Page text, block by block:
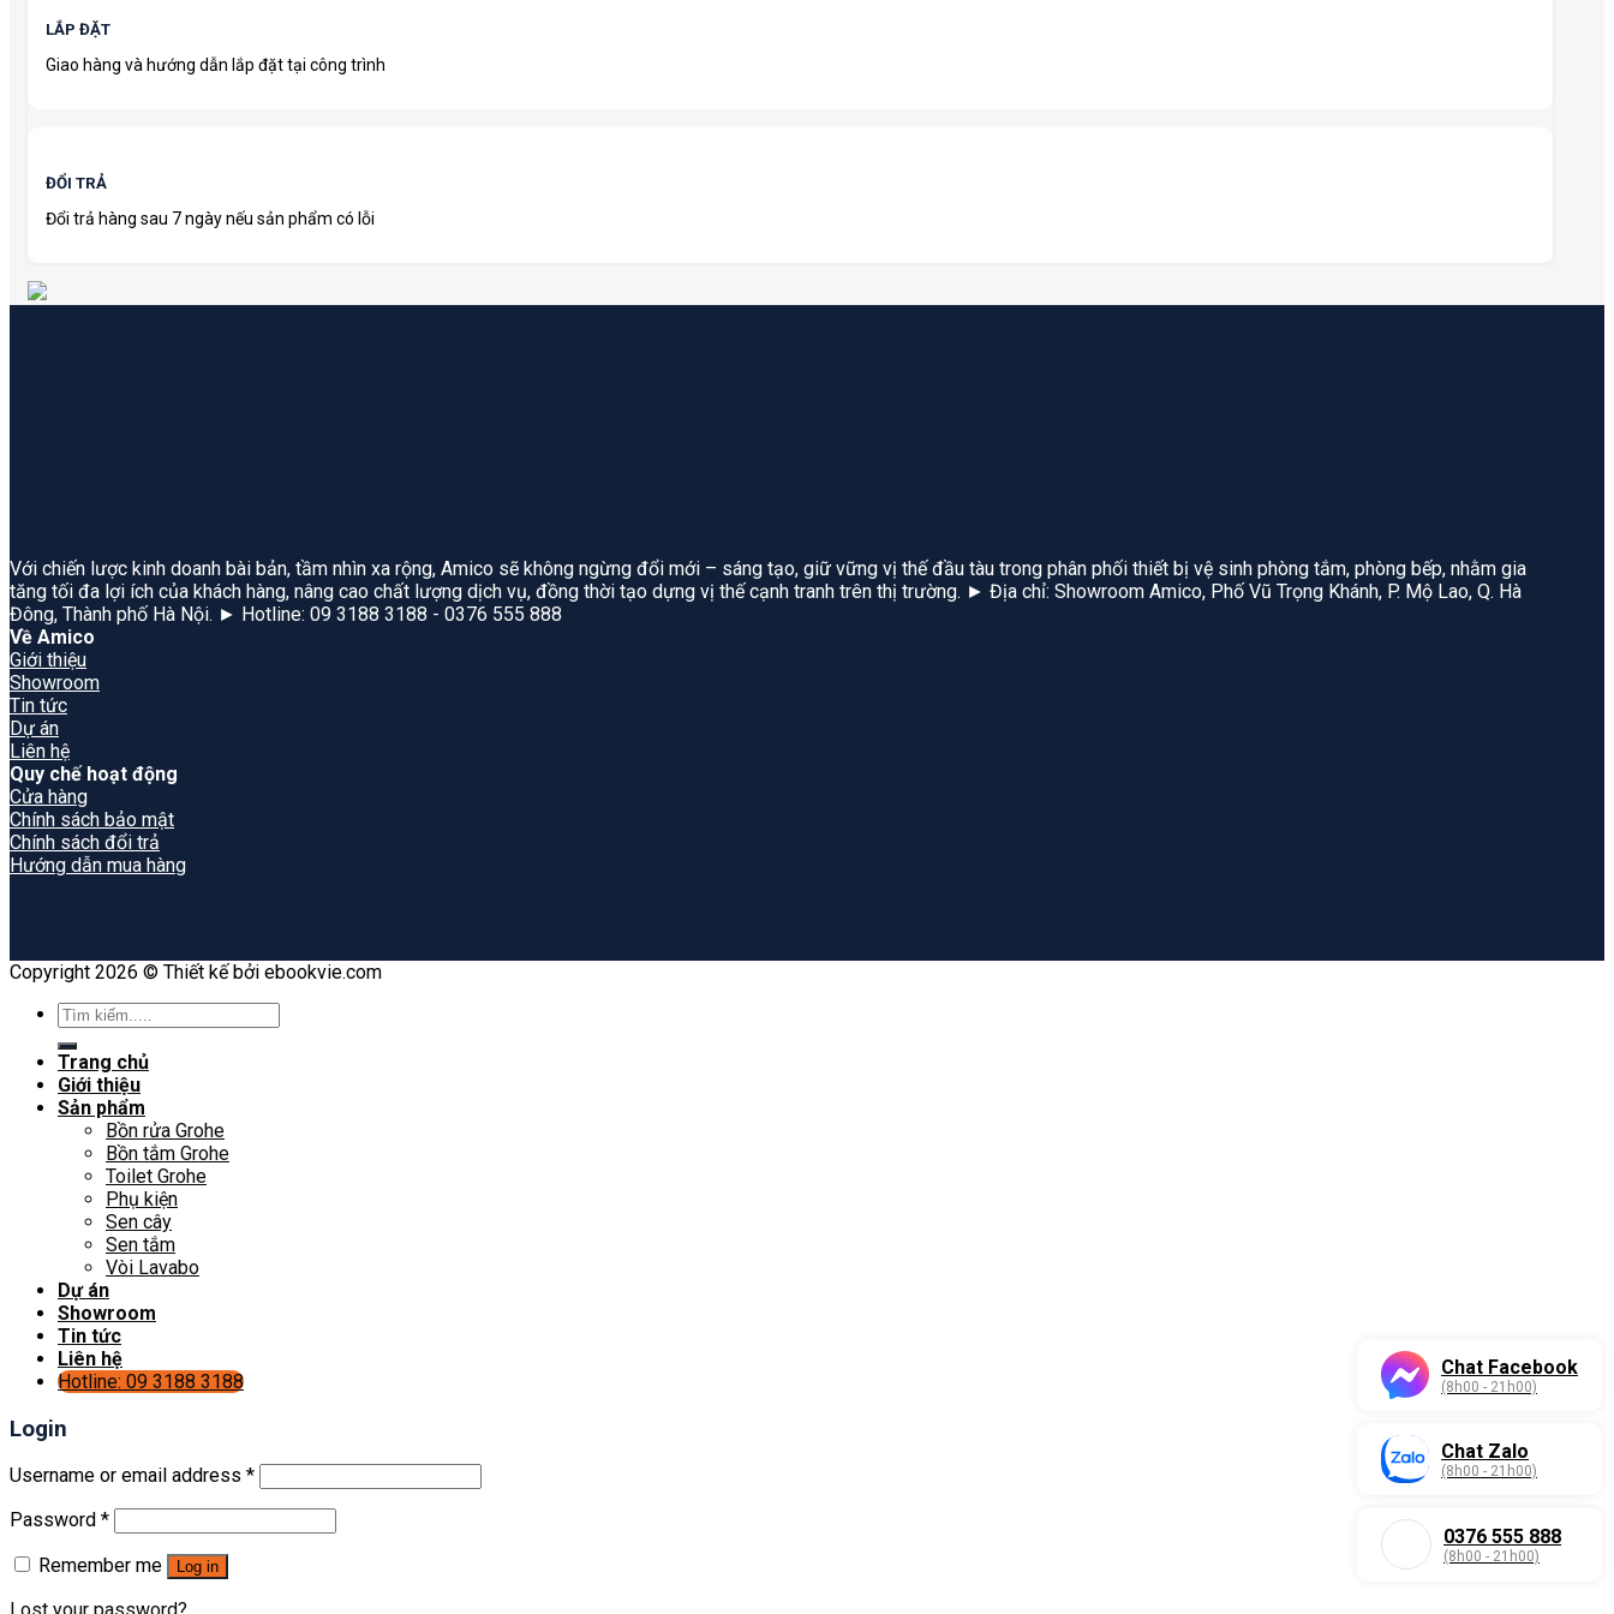
LẮP ĐẶT
Giao hàng và hướng dẫn lắp đặt tại công trình
ĐỔI TRẢ
Đổi trả hàng sau 7 ngày nếu sản phẩm có lỗi
Với chiến lược kinh doanh bài bản, tầm nhìn xa rộng, Amico sẽ không ngừng đổi mới – sáng tạo, giữ vững vị thế đầu tàu trong phân phối thiết bị vệ sinh phòng tắm, phòng bếp, nhằm gia
tăng tối đa lợi ích của khách hàng, nâng cao chất lượng dịch vụ, đồng thời tạo dựng vị thế cạnh tranh trên thị trường. ► Địa chỉ: Showroom Amico, Phố Vũ Trọng Khánh, P. Mộ Lao, Q. Hà
Đông, Thành phố Hà Nội. ► Hotline: 09 3188 3188 - 0376 555 888
Về Amico
Giới thiệu
Showroom
Tin tức
Dự án
Liên hệ
Quy chế hoạt động
Cửa hàng
Chính sách bảo mật
Chính sách đổi trả
Hướng dẫn mua hàng
Copyright 2026 © Thiết kế bởi ebookvie.com
Search
for:
Trang chủ
Giới thiệu
Sản phẩm
Bồn rửa Grohe
Bồn tắm Grohe
Toilet Grohe
Phụ kiện
Sen cây
Sen tắm
Vòi Lavabo
Dự án
Showroom
Tin tức
Liên hệ
Hotline: 09 3188 3188
Chat Facebook
(8h00 - 21h00)
Chat Zalo
(8h00 - 21h00)
0376 555 888
(8h00 - 21h00)
Login
Username or email address *
Password *
Remember me
Log in